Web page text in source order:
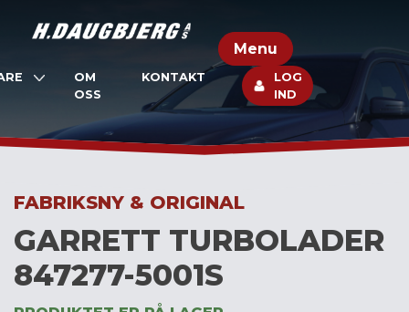
Menu
OM
OSS
KONTAKT
LOG
IND
FABRIKSNY & ORIGINAL
GARRETT TURBOLADER
847277-5001S